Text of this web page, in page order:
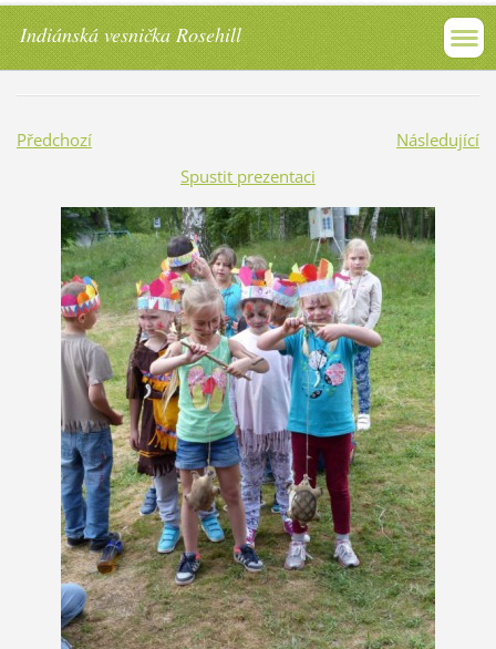
Indiánská vesnička Rosehill
Předchozí
Následující
Spustit prezentaci